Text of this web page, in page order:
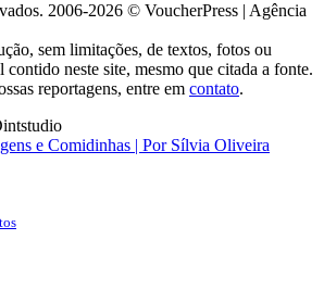
2006-2026 © VoucherPress | Agência
sem limitações, de textos, fotos ou
neste site, mesmo que citada a fonte.
reportagens, entre em contato.